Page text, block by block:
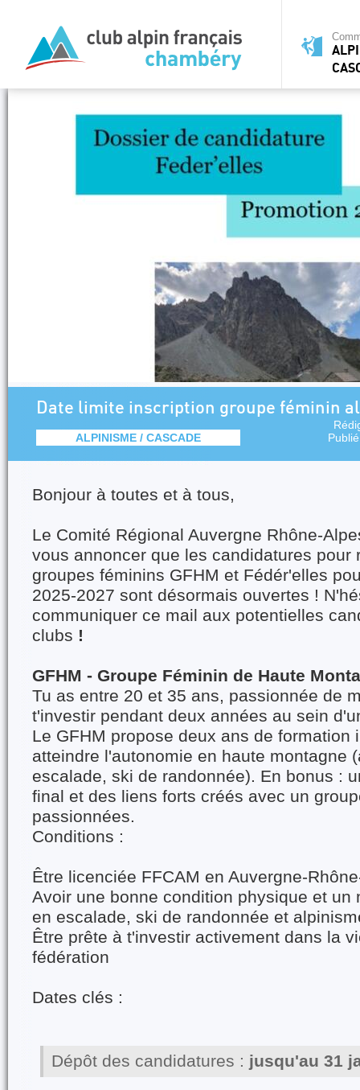
Date limite inscription groupe féminin
ALPINISME / CASCADE
Bonjour à toutes et à tous,
Le Comité Régional Auvergne Rhône-
vous annoncer que les candidatures pour
groupes féminins GFHM et Fédér'elles
2025-2027 sont désormais ouvertes !
communiquer ce mail aux potentielles
clubs !
GFHM - Groupe Féminin de Haute
Tu as entre 20 et 35 ans, passionnée de
t'investir pendant deux années au sein
Le GFHM propose deux ans de formation
atteindre l'autonomie en haute montagne
escalade, ski de randonnée). En bonus :
final et des liens forts créés avec un
passionnées.
Conditions :
Être licenciée FFCAM en Auvergne-
Avoir une bonne condition physique et un
en escalade, ski de randonnée et
Être prête à t'investir activement dans la
fédération
Dates clés :
Dépôt des candidatures : jusqu'au 31